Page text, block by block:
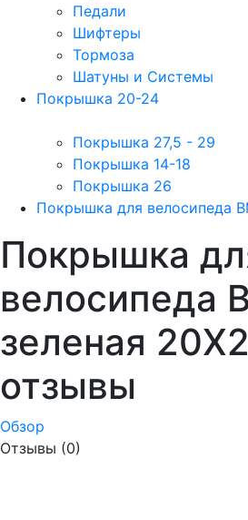
Педали
Шифтеры
Тормоза
Шатуны и Системы
Покрышка 20-24
Покрышка 27,5 - 29
Покрышка 14-18
Покрышка 26
Покрышка для велосипеда
Покрышка
велосипеда
зеленая
отзывы
Обзор
Отзывы (0)